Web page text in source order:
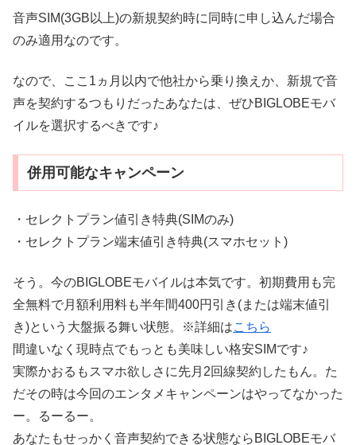
音声SIM(3GB以上)の新規契約時に同時に申し込んだ場合
のみ適用なのです。
なので、ここ1ヵ月以内で他社から乗り換えか、新規で音
声を契約するつもりだったあなたは、ぜひBIGLOBEモバ
イルを選択するべきです♪
併用可能なキャンペーン
・セレクトプラン値引き特典(SIMのみ)
・セレクトプラン端末値引き特典(スマホセット)
そう。今のBIGLOBEモバイルは本気です。初期費用も完
全無料で月額利用料も半年間400円引き(または端末値引
き)という大盤振る舞い状態。※詳細はこちら
間違いなく現時点でもっとも美味しい格安SIMです♪
実際かおるもスマホ欲しさに先月2回線契約したもん。た
だその時は今回のエンタメキャンペーンはやってなかった
ー。るーるー。
あなたもせっかく音声契約できる状態ならBIGLOBEモバ